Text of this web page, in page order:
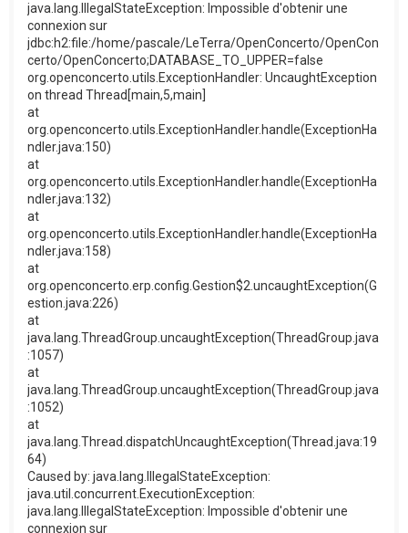
java.lang.IllegalStateException: Impossible d'obtenir une
connexion sur
jdbc:h2:file:/home/pascale/LeTerra/OpenConcerto/OpenCon
certo/OpenConcerto;DATABASE_TO_UPPER=false
org.openconcerto.utils.ExceptionHandler: UncaughtException
on thread Thread[main,5,main]
at
org.openconcerto.utils.ExceptionHandler.handle(ExceptionHa
ndler.java:150)
at
org.openconcerto.utils.ExceptionHandler.handle(ExceptionHa
ndler.java:132)
at
org.openconcerto.utils.ExceptionHandler.handle(ExceptionHa
ndler.java:158)
at
org.openconcerto.erp.config.Gestion$2.uncaughtException(G
estion.java:226)
at
java.lang.ThreadGroup.uncaughtException(ThreadGroup.java
:1057)
at
java.lang.ThreadGroup.uncaughtException(ThreadGroup.java
:1052)
at
java.lang.Thread.dispatchUncaughtException(Thread.java:19
64)
Caused by: java.lang.IllegalStateException:
java.util.concurrent.ExecutionException:
java.lang.IllegalStateException: Impossible d'obtenir une
connexion sur